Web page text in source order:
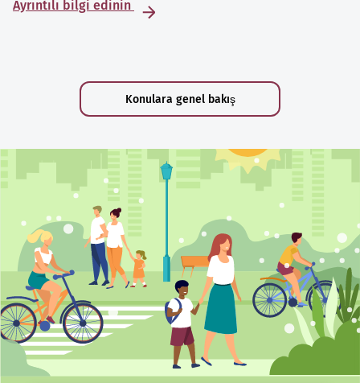
Ayrıntılı bilgi edinin
Konulara genel bakış